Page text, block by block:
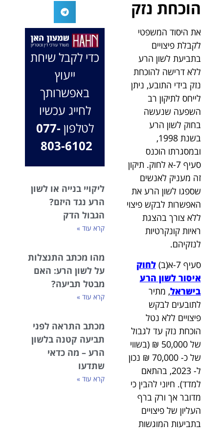
הוכחת נזק
את היסוד המשפטי
לקבלת פיצויים
בתביעת לשון הרע
ללא דרישה להוכחת
נזק בידי התובע, ניתן
לייחס לתיקון רב
השפעה שנעשה
בחוק לשון הרע
בשנת 1998,
ובמסגרתו הוכנס
סעיף 7-א לחוק. תיקון
זה מעניק לאנשים
שספגו לשון הרע את
האפשרות לבקש פיצוי
ללא צורך בהצגת
ראיות קונקרטיות
לנזקיהם.
סעיף 7-א(ב)
לחוק
איסור לשון הרע
בישראל, מתיר
לתובעים לבקש
פיצויים ללא נטל
הוכחת נזק עד לגבול
של 50,000 ₪ (בשווי
של כ- 70,000 ₪ נכון
ל- 2023, בהתאם
למדד). חיוני להבין כי
מדובר אך ורק ברף
העליון של פיצויים
בתביעות המוגשות
החליט לייצג אותי
בלי לחשוב
פעמיים, הקשיב
לי ולקח את התיק
שלי פרו בונו מכל
הלב.
פשוט, ומאחלים
לך המון הצלחה
בהמשך. תמיד
כאן בשבילך.
בברכה, משרד
עו"ד שמעון האן
ונוטריון
כדי לקבל שיחת
ייעוץ
באפשרותך
לחייג עכשיו
לטלפון 077-
803-6102
ליקויי בנייה או לשון
הרע נגד היזם?
הגבול הדק
קרא עוד »
מהו מכתב התנצלות
על לשון הרע: האם
מבטל תביעה?
קרא עוד »
מכתב התראה לפני
תביעה קטנה בלשון
הרע – מה כדאי
שתדעו
קרא עוד »